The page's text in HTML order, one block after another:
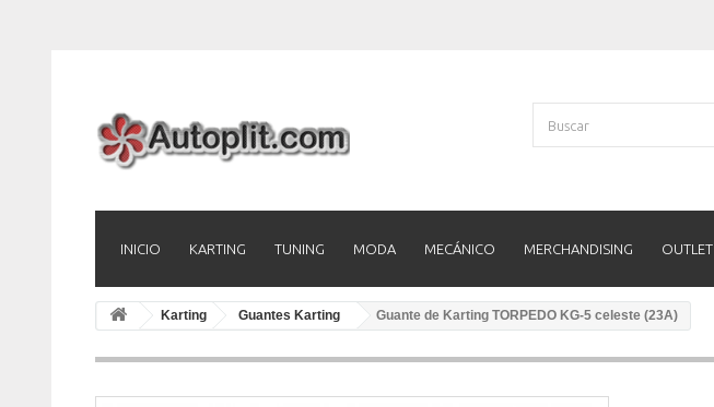
INICIO KARTING TUNING MODA MECÁNICO MERCHANDISING OUTLET
Karting Guantes Karting Guante de Karting TORPEDO KG-5 celeste (23A)